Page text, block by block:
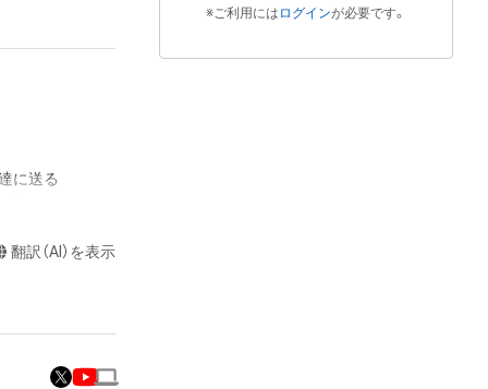
に送る
を取得し、又は
翻訳（AI）を表示
※ご利用には ログインが必要です。